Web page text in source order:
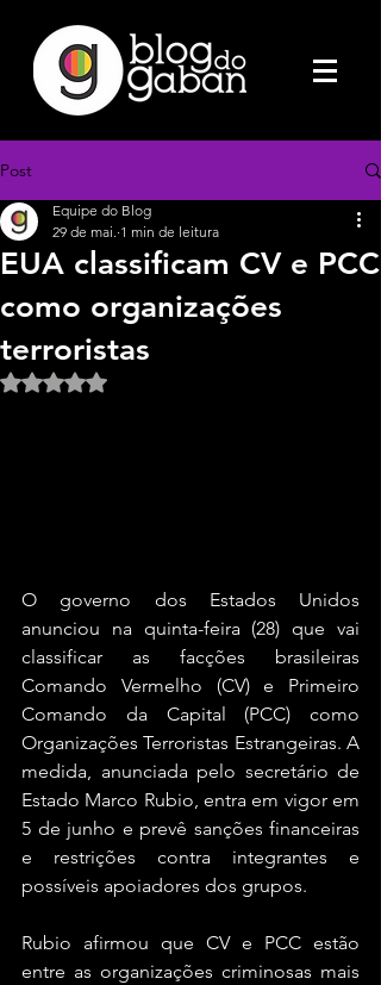
Post
EUA classificam CV e PCC
como organizações
terroristas
Equipe do Blog
29 de mai. 1 min de leitura
Avaliado com NaN de 5 estrelas.
O governo dos Estados Unidos
anunciou na quinta-feira (28) que vai
classificar as facções brasileiras
Comando Vermelho (CV) e Primeiro
Comando da Capital (PCC) como
Organizações Terroristas Estrangeiras. A
medida, anunciada pelo secretário de
Estado Marco Rubio, entra em vigor em
5 de junho e prevê sanções financeiras
e restrições contra integrantes e
possíveis apoiadores dos grupos.
Rubio afirmou que CV e PCC estão
entre as organizações criminosas mais